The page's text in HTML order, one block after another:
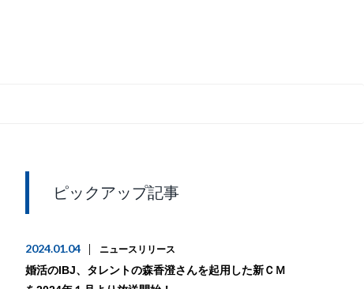
ピックアップ記事
2024.01.04 ニュースリリース
婚活のIBJ、タレントの森香澄さんを起用した新ＣＭ